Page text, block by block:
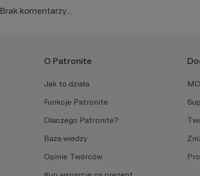
Brak komentarzy...
O Patronite
Jak to działa
Funkcje Patronite
Dlaczego Patronite?
Baza wiedzy
Opinie Twórców